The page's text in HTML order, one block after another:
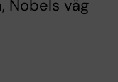
Nobels väg